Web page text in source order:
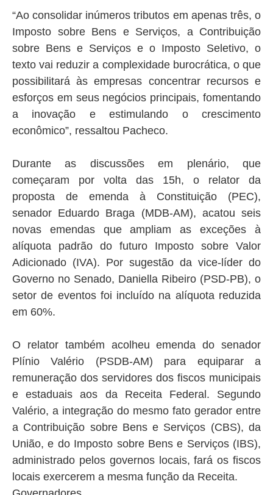
“Ao consolidar inúmeros tributos em apenas três, o
Imposto sobre Bens e Serviços, a Contribuição
sobre Bens e Serviços e o Imposto Seletivo, o
texto vai reduzir a complexidade burocrática, o que
possibilitará às empresas concentrar recursos e
esforços em seus negócios principais, fomentando
a inovação e estimulando o crescimento
econômico”, ressaltou Pacheco.
Durante as discussões em plenário, que
começaram por volta das 15h, o relator da
proposta de emenda à Constituição (PEC),
senador Eduardo Braga (MDB-AM), acatou seis
novas emendas que ampliam as exceções à
alíquota padrão do futuro Imposto sobre Valor
Adicionado (IVA). Por sugestão da vice-líder do
Governo no Senado, Daniella Ribeiro (PSD-PB), o
setor de eventos foi incluído na alíquota reduzida
em 60%.
O relator também acolheu emenda do senador
Plínio Valério (PSDB-AM) para equiparar a
remuneração dos servidores dos fiscos municipais
e estaduais aos da Receita Federal. Segundo
Valério, a integração do mesmo fato gerador entre
a Contribuição sobre Bens e Serviços (CBS), da
União, e do Imposto sobre Bens e Serviços (IBS),
administrado pelos governos locais, fará os fiscos
locais exercerem a mesma função da Receita.